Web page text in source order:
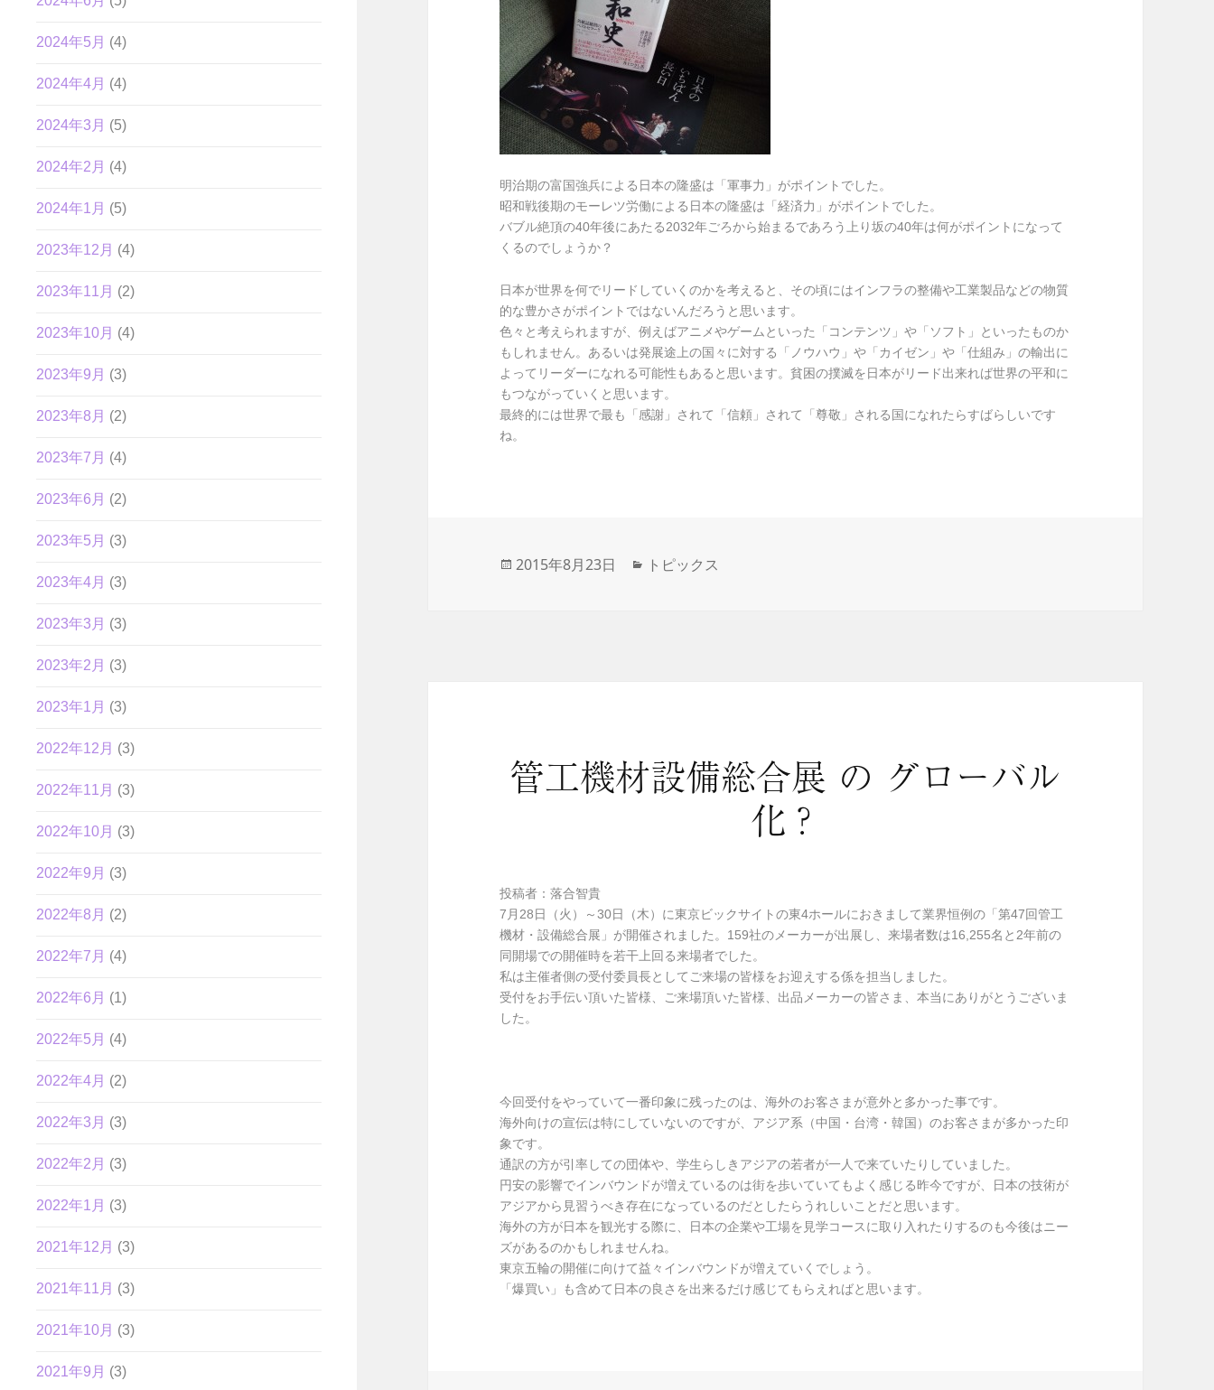
2024年5月 (4)
2024年4月 (4)
2024年3月 (5)
2024年2月 (4)
2024年1月 (5)
2023年12月 (4)
2023年11月 (2)
2023年10月 (4)
2023年9月 (3)
2023年8月 (2)
2023年7月 (4)
2023年6月 (2)
2023年5月 (3)
2023年4月 (3)
2023年3月 (3)
2023年2月 (3)
2023年1月 (3)
2022年12月 (3)
2022年11月 (3)
2022年10月 (3)
2022年9月 (3)
2022年8月 (2)
2022年7月 (4)
2022年6月 (1)
2022年5月 (4)
2022年4月 (2)
2022年3月 (3)
2022年2月 (3)
2022年1月 (3)
2021年12月 (3)
2021年11月 (3)
2021年10月 (3)
2021年9月 (3)
明治期の富国強兵による日本の隆盛は「軍事力」がポイントでした。
昭和戦後期のモーレツ労働による日本の隆盛は「経済力」がポイントでした。
バブル絶頂の40年後にあたる2032年ごろから始まるであろう上り坂の40年は何がポイントになって
くるのでしょうか？
日本が世界を何でリードしていくのかを考えると、その頃にはインフラの整備や工業製品などの物質
的な豊かさがポイントではないんだろうと思います。
色々と考えられますが、例えばアニメやゲームといった「コンテンツ」や「ソフト」といったものか
もしれません。あるいは発展途上の国々に対する「ノウハウ」や「カイゼン」や「仕組み」の輸出に
よってリーダーになれる可能性もあると思います。貧困の撲滅を日本がリード出来れば世界の平和に
もつながっていくと思います。
最終的には世界で最も「感謝」されて「信頼」されて「尊敬」される国になれたらすばらしいです
ね。
投
2015年8月23日
カ
トピックス
管工機材設備総合展 の グローバル
化？
投稿者：落合智貴
7月28日（火）～30日（木）に東京ビックサイトの東4ホールにおきまして業界恒例の「第47回管工
機材・設備総合展」が開催されました。159社のメーカーが出展し、来場者数は16,255名と2年前の
同開場での開催時を若干上回る来場者でした。
私は主催者側の受付委員長としてご来場の皆様をお迎えする係を担当しました。
受付をお手伝い頂いた皆様、ご来場頂いた皆様、出品メーカーの皆さま、本当にありがとうございま
した。
今回受付をやっていて一番印象に残ったのは、海外のお客さまが意外と多かった事です。
海外向けの宣伝は特にしていないのですが、アジア系（中国・台湾・韓国）のお客さまが多かった印
象です。
通訳の方が引率しての団体や、学生らしきアジアの若者が一人で来ていたりしていました。
円安の影響でインバウンドが増えているのは街を歩いていてもよく感じる昨今ですが、日本の技術が
アジアから見習うべき存在になっているのだとしたらうれしいことだと思います。
海外の方が日本を観光する際に、日本の企業や工場を見学コースに取り入れたりするのも今後はニー
ズがあるのかもしれませんね。
東京五輪の開催に向けて益々インバウンドが増えていくでしょう。
「爆買い」も含めて日本の良さを出来るだけ感じてもらえればと思います。